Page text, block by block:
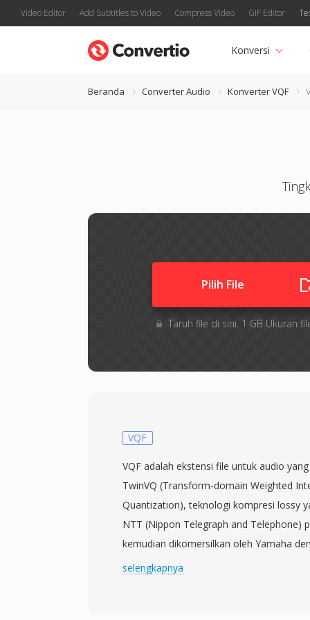
Video Editor Add Subtitles to Video Compress Video GIF Editor
Konversi
Beranda Converter Audio Konverter VQF
Pilih File
Taruh file di sini. 1 GB Ukuran
VQF
VQF adalah ekstensi file untuk audio
TwinVQ (Transform-domain Weighted
Quantization), teknologi kompresi lossy
NTT (Nippon Telegraph and Telephone)
kemudian dikomersilkan oleh Yamaha
Codec ini mengklaim keunggulan ukuran
selengkapnya